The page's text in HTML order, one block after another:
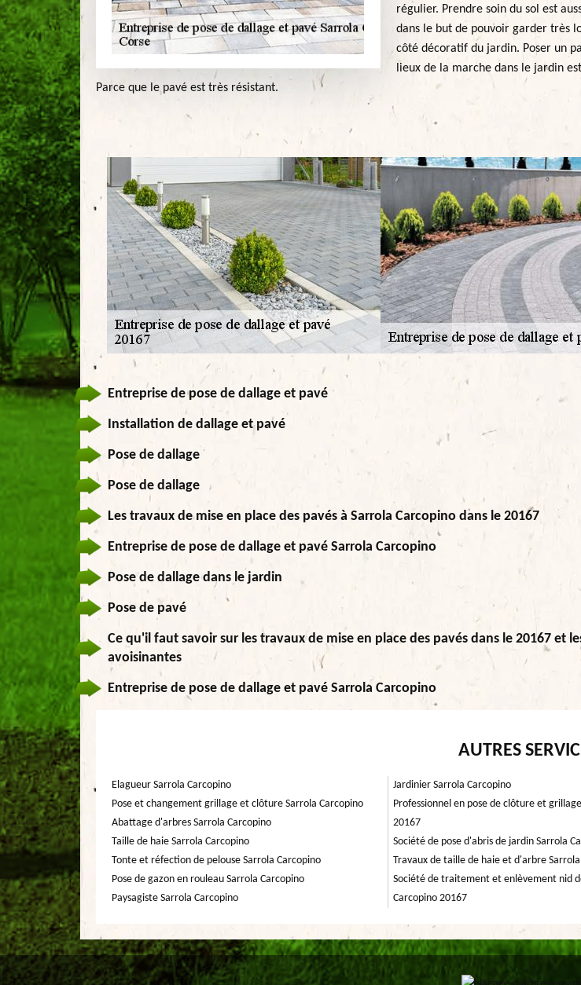
régulier. Prendre soin du sol est
dans le but de pouvoir garder très
côté décoratif du jardin. Poser un
lieux de la marche dans le jardin
Parce que le pavé est très résistant.
Entreprise de pose de dallage et pavé
Installation de dallage et pavé
Pose de dallage
Pose de dallage
Les travaux de mise en place des pavés à Sarrola Carcopino dans le 20167
Entreprise de pose de dallage et pavé Sarrola Carcopino
Pose de dallage dans le jardin
Pose de pavé
Ce qu'il faut savoir sur les travaux de mise en place des pavés dans le 20167 et
avoisinantes
Entreprise de pose de dallage et pavé Sarrola Carcopino
AUTRES
Elagueur Sarrola Carcopino
Pose et changement grillage et clôture Sarrola Carcopino
Abattage d'arbres Sarrola Carcopino
Taille de haie Sarrola Carcopino
Tonte et réfection de pelouse Sarrola Carcopino
Pose de gazon en rouleau Sarrola Carcopino
Paysagiste Sarrola Carcopino
Jardinier Sarrola Carcopino
Professionnel en pose de clôture et
20167
Société de pose d'abris de jardin Sarrola
Travaux de taille de haie et d'arbre
Société de traitement et enlèvement nid
Carcopino 20167